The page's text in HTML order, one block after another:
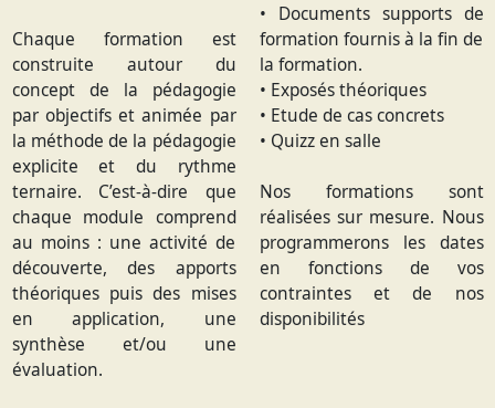
Chaque formation est
construite autour du
concept de la pédagogie
par objectifs et animée par
la méthode de la pédagogie
explicite et du rythme
ternaire. C’est-à-dire que
chaque module comprend
au moins : une activité de
découverte, des apports
théoriques puis des mises
en application, une
synthèse et/ou une
évaluation.
• Documents supports de
formation fournis à la fin de
la formation.
• Exposés théoriques
• Etude de cas concrets
• Quizz en salle
Nos formations sont
réalisées sur mesure. Nous
programmerons les dates
en fonctions de vos
contraintes et de nos
disponibilités